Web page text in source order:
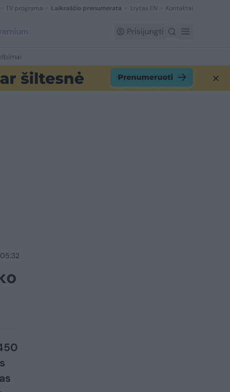
TV programa Laikraščio prenumerata Lrytas EN Kontaktai
Prisijungti